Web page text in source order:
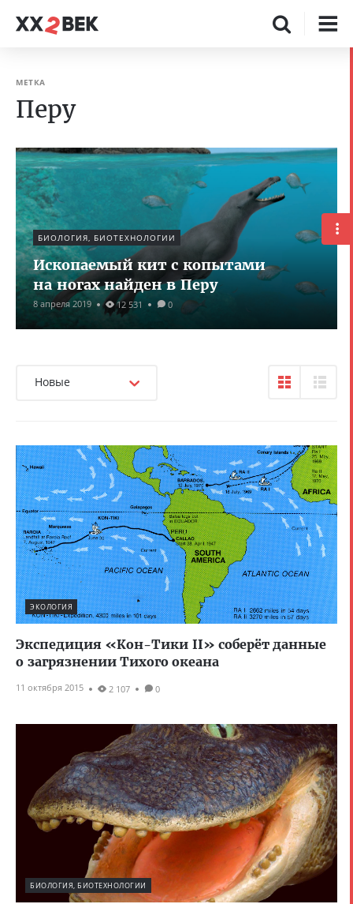
МЕТКА
Перу
БИОЛОГИЯ, БИОТЕХНОЛОГИИ
Ископаемый кит с копытами
на ногах найден в Перу
8 апреля 2019 12 531 0
Новые
ЭКОЛОГИЯ
Экспедиция «Кон-Тики II» соберёт данные
о загрязнении Тихого океана
11 октября 2015 2 107 0
БИОЛОГИЯ, БИОТЕХНОЛОГИИ